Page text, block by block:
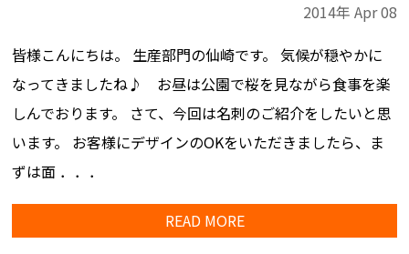
2014年 Apr08
皆様こんにちは。 生産部門の仙崎です。 気候が穏やかに
なってきましたね♪ お昼は公園で桜を見ながら食事を楽
しんでおります。 さて、今回は名刺のご紹介をしたいと思
います。 お客様にデザインのOKをいただきましたら、ま
ずは面 ．．．
READ MORE